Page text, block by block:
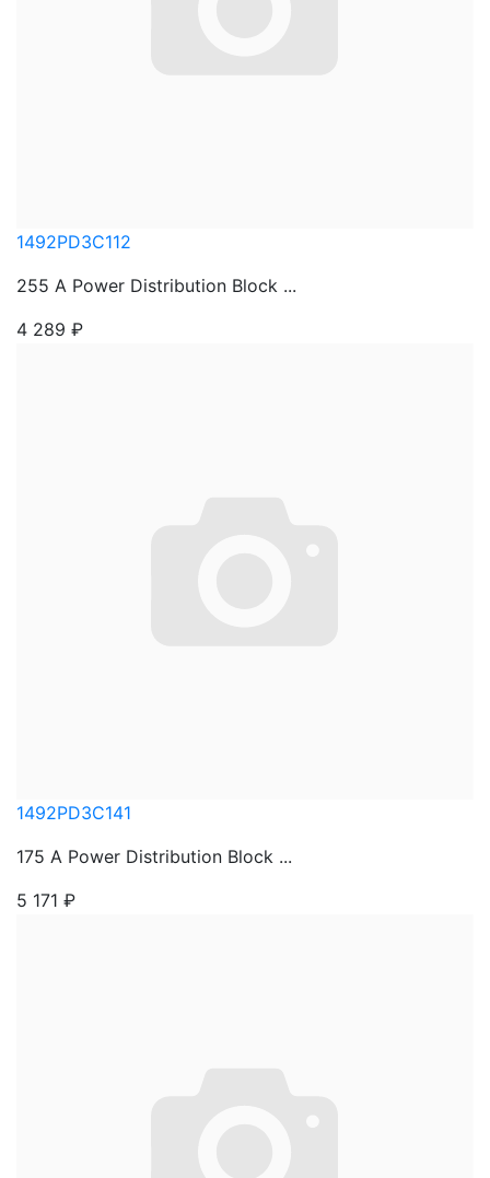
1492PD3C112
255 A Power Distribution Block ...
4 289 ₽
1492PD3C141
175 A Power Distribution Block ...
5 171 ₽